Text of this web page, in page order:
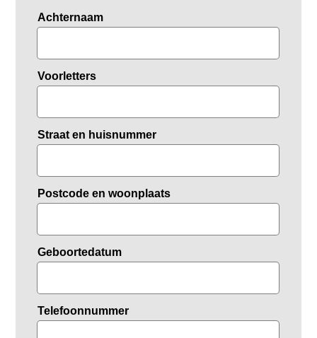
Achternaam
Voorletters
Straat en huisnummer
Postcode en woonplaats
Geboortedatum
Telefoonnummer